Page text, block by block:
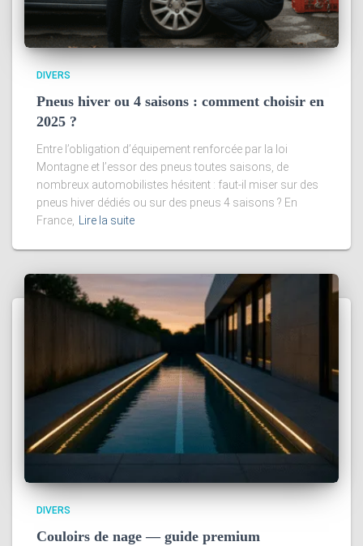
DIVERS
Pneus hiver ou 4 saisons : comment choisir en
2025 ?
Entre l’obligation d’équipement renforcée par la loi
Montagne et l’essor des pneus toutes saisons, de
nombreux automobilistes hésitent : faut-il miser sur des
pneus hiver dédiés ou sur des pneus 4 saisons ? En
France,
Lire la suite
DIVERS
Couloirs de nage — guide premium